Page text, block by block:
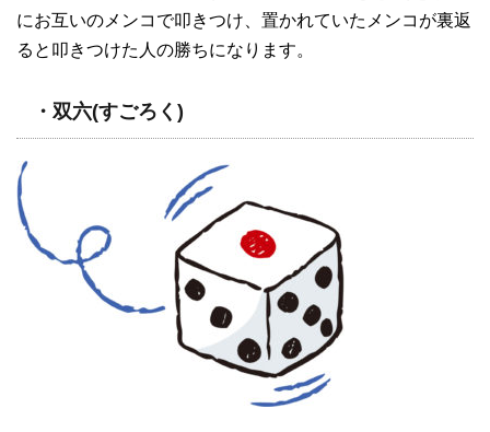
にお互いのメンコで叩きつけ、置かれていたメンコが裏返
ると叩きつけた人の勝ちになります。
・双六(すごろく)